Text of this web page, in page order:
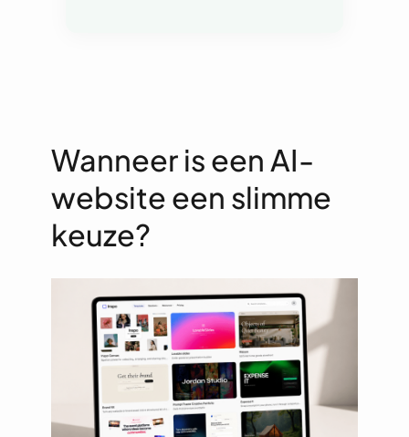
Wanneer is een AI-
website een slimme
keuze?